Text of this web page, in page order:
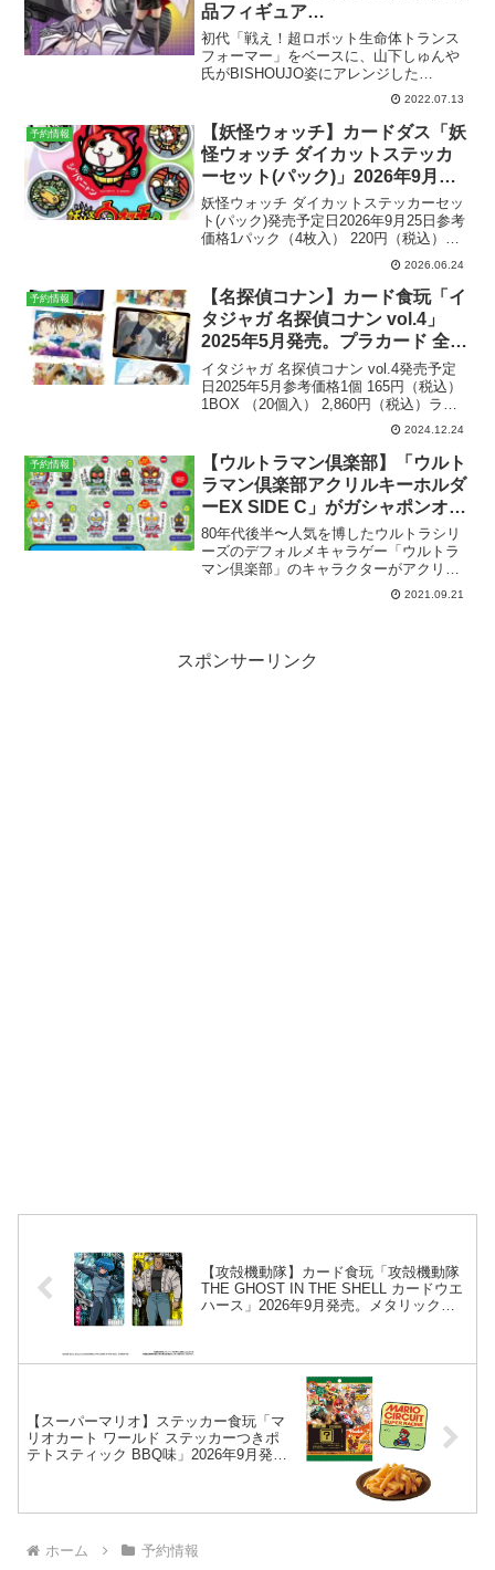
品フィギュア
「TRANSFORMERS美少女 トラ
ンスフォーマー メガトロン」が
2023年2月発売。
初代「戦え！超ロボット生命体トランス
フォーマー」をベースに、山下しゅんや
氏がBISHOUJO姿にアレンジした
「TRANSFORMERS美少女」の第2弾、
「TRANSFORMERS美少女 トランスフォ
ーマー メガトロン」が2023年2月に発
売...
2022.07.13
予約情報
【妖怪ウォッチ】カードダス「妖
怪ウォッチ ダイカットステッカ
ーセット(パック)」2026年9月発
売。全32種。
妖怪ウォッチ ダイカットステッカーセッ
ト(パック)発売予定日2026年9月25日参考
価格1パック（4枚入） 220円（税込）
1BOX （20パック入） 4,400円（税込）
ラインナップ全32種メーカーバンダイ商
品解説『妖怪ウォッチ♪』からダ...
2026.06.24
予約情報
【名探偵コナン】カード食玩「イ
タジャガ 名探偵コナン vol.4」
2025年5月発売。プラカード 全30
種。
イタジャガ 名探偵コナン vol.4発売予定
日2025年5月参考価格1個 165円（税込）
1BOX （20個入） 2,860円（税込）ライ
ンナップ全30種メーカーバンダイ〉
Amazonで予約する商品解説「名探偵コナ
ン」のコレクションカード付...
2024.12.24
予約情報
【ウルトラマン倶楽部】「ウルト
ラマン倶楽部アクリルキーホルダ
ーEX SIDE C」がガシャポンオン
ラインにて予約受付中！横井画伯
完全監修。2022年1月発送予定。
80年代後半〜人気を博したウルトラシリ
ーズのデフォルメキャラゲー「ウルトラ
マン倶楽部」のキャラクターがアクリル
ホルダーに。プレミアムバンダイのガシ
ャポンオンラインにて「ウルトラマン倶
2021.09.21
スポンサーリンク
【攻殻機動隊】カード食玩「攻殻機動隊
THE GHOST IN THE SHELL カードウエ
ハース」2026年9月発売。メタリックプ
【スーパーマリオ】ステッカー食玩「マ
リオカート ワールド ステッカーつきポ
テトスティック BBQ味」2026年9月発
ホーム 予約情報